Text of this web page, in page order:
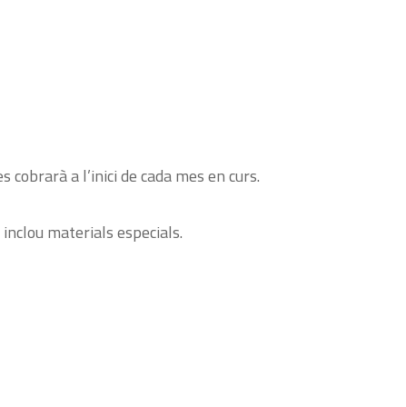
a l’inici de cada mes en curs.
materials especials.